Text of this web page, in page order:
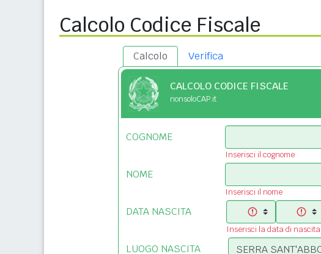
Calcolo Codice Fiscale
Calcolo Verifica
CALCOLO CODICE FISCALE
nonsoloCAP.it
COGNOME
Inserisci il cognome
NOME
Inserisci il nome
DATA NASCITA
Inserisci la data di nascita
LUOGO NASCITA